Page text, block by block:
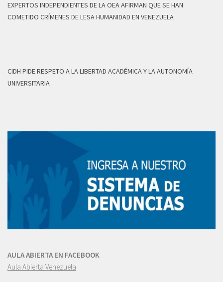
EXPERTOS INDEPENDIENTES DE LA OEA AFIRMAN QUE SE HAN
COMETIDO CRÍMENES DE LESA HUMANIDAD EN VENEZUELA
CIDH PIDE RESPETO A LA LIBERTAD ACADÉMICA Y LA AUTONOMÍA
UNIVERSITARIA
AULA ABIERTA EN FACEBOOK
Aula Abierta Venezuela